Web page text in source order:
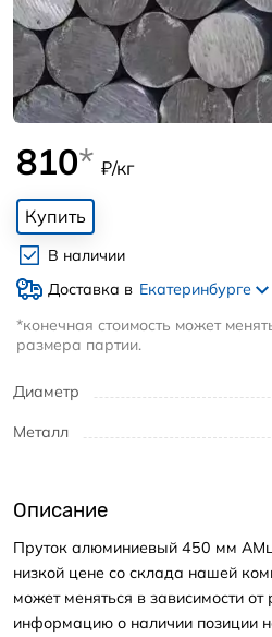
Диаметр
Металл
810* ₽/кг
Купить
В наличии
Доставка в Екатеринбурге
*конечная стоимость может
размера партии.
Описание
Пруток алюминиевый 450 мм АМц
низкой цене со склада нашей
может меняться в зависимости
информацию о наличии позиции